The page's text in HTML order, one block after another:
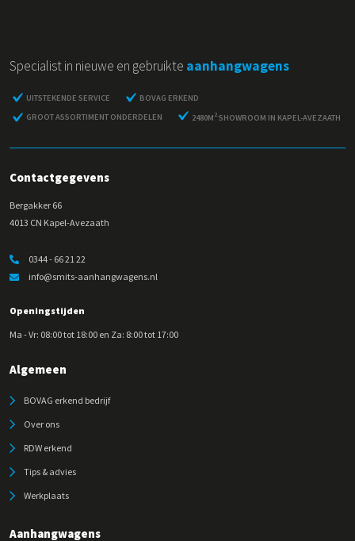
Specialist in nieuwe en gebruikte aanhangwagens
UITSTEKENDE SERVICE
BOVAG ERKEND
GROOT ASSORTIMENT ONDERDELEN
2480M 2SHOWROOM IN KAPEL-AVEZAATH
Contactgegevens
Bergakker 66
4013 CN Kapel-Avezaath
0344 - 66 21 22
info@smits-aanhangwagens.nl
Openingstijden
Ma - Vr: 08:00 tot 18:00 en Za: 8:00 tot 17:00
Algemeen
BOVAG erkend bedrijf
Over ons
RDW erkend
Tips & advies
Werkplaats
Aanhangwagens